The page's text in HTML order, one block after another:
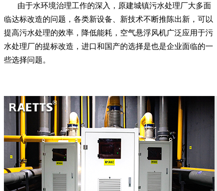
由于水环境治理工作的深入，原建城镇污水处理厂大多面
临达标改造的问题，各类新设备、新技术不断推陈出新，可以
提高污水处理的效率，降低能耗，空气悬浮风机广泛应用于污
水处理厂的提标改造，进口和国产的选择是也是企业面临的一
些选择问题。